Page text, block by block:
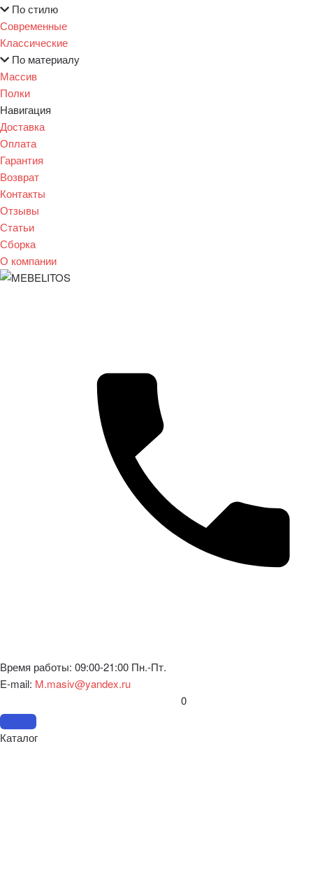
По стилю
Современные
Классические
По материалу
Массив
Полки
Навигация
Доставка
Оплата
Гарантия
Возврат
Контакты
Отзывы
Статьи
Сборка
О компании
Время работы: 09:00-21:00 Пн.-Пт.
E-mail: M.masiv@yandex.ru
0
Каталог